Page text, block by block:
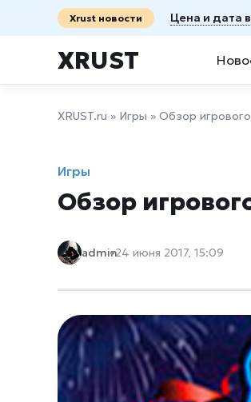
Xrust новости Цена и дата
XRUST
XRUST.ru » Игры » Обзор
Игры
Обзор
admin24 июня 2017, 15:09